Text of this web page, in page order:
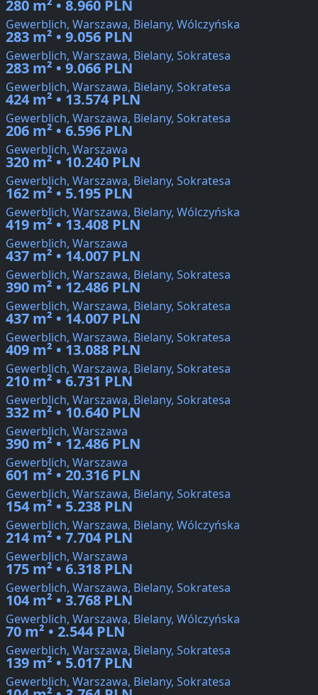
280 m² • 8.960 PLN
Gewerblich, Warszawa, Bielany, Wólczyńska
283 m² • 9.056 PLN
Gewerblich, Warszawa, Bielany, Sokratesa
283 m² • 9.066 PLN
Gewerblich, Warszawa, Bielany, Sokratesa
424 m² • 13.574 PLN
Gewerblich, Warszawa, Bielany, Sokratesa
206 m² • 6.596 PLN
Gewerblich, Warszawa
320 m² • 10.240 PLN
Gewerblich, Warszawa, Bielany, Sokratesa
162 m² • 5.195 PLN
Gewerblich, Warszawa, Bielany, Wólczyńska
419 m² • 13.408 PLN
Gewerblich, Warszawa
437 m² • 14.007 PLN
Gewerblich, Warszawa, Bielany, Sokratesa
390 m² • 12.486 PLN
Gewerblich, Warszawa, Bielany, Sokratesa
437 m² • 14.007 PLN
Gewerblich, Warszawa, Bielany, Sokratesa
409 m² • 13.088 PLN
Gewerblich, Warszawa, Bielany, Sokratesa
210 m² • 6.731 PLN
Gewerblich, Warszawa, Bielany, Sokratesa
332 m² • 10.640 PLN
Gewerblich, Warszawa
390 m² • 12.486 PLN
Gewerblich, Warszawa
601 m² • 20.316 PLN
Gewerblich, Warszawa, Bielany, Sokratesa
154 m² • 5.238 PLN
Gewerblich, Warszawa, Bielany, Wólczyńska
214 m² • 7.704 PLN
Gewerblich, Warszawa
175 m² • 6.318 PLN
Gewerblich, Warszawa, Bielany, Sokratesa
104 m² • 3.768 PLN
Gewerblich, Warszawa, Bielany, Wólczyńska
70 m² • 2.544 PLN
Gewerblich, Warszawa, Bielany, Sokratesa
139 m² • 5.017 PLN
Gewerblich, Warszawa, Bielany, Sokratesa